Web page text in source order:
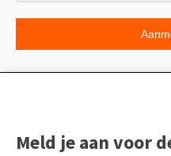
Meld je aan voor